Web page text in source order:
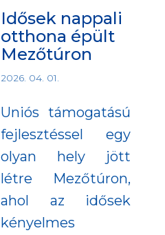
Idősek nappali
otthona épült
Mezőtúron
2026. 04. 01.
Uniós támogatású
fejlesztéssel egy
olyan hely jött
létre Mezőtúron,
ahol az idősek
kényelmes